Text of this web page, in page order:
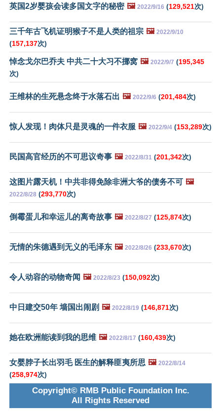
英国2岁婴孩会读多国文字的秘密 🖼️ 2022/9/16 (129,521次)
三千年古飞机证明猴子不是人类的祖宗 🖼️ 2022/9/10
(157,137次)
悼念戈尔巴乔夫 中共二十大习不挪窝 🖼️ 2022/9/7 (195,345
次)
王维林的生死悬念终于水落石出 🖼️ 2022/9/6 (201,484次)
惊人发现！肉体只是灵魂的一件衣服 🖼️ 2022/9/4 (153,289次)
民国高官经历的不可思议奇事 🖼️ 2022/8/31 (201,342次)
这图片露天机！中共非得免除非洲大爷的债务不可 🖼️
2022/8/28 (293,770次)
倒霉蛋儿和幸运儿的离奇故事 🖼️ 2022/8/27 (125,874次)
无情的朱德遇到无义的毛泽东 🖼️ 2022/8/26 (233,670次)
令人动容的动物奇闻 🖼️ 2022/8/23 (150,092次)
中日建交50年 墙国出闹剧 🖼️ 2022/8/19 (146,871次)
她在欧洲能读到我的思维 🖼️ 2022/8/17 (160,439次)
女婴脖子长出羽毛 医生的解释匪夷所思 🖼️ 2022/8/14
(258,974次)
Copyright© RMB Public Foundation Inc.
All Rights Reserved